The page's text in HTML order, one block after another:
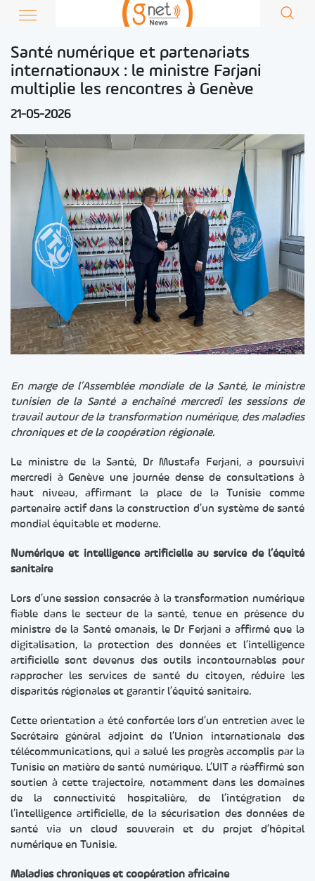
Santé numérique et partenariats
internationaux : le ministre Farjani
multiplie les rencontres à Genève
21-05-2026
En marge de l’Assemblée mondiale de la Santé, le ministre
tunisien de la Santé a enchaîné mercredi les sessions de
travail autour de la transformation numérique, des maladies
chroniques et de la coopération régionale.
Le ministre de la Santé, Dr Mustafa Ferjani, a poursuivi
mercredi à Genève une journée dense de consultations à
haut niveau, affirmant la place de la Tunisie comme
partenaire actif dans la construction d’un système de santé
mondial équitable et moderne.
Numérique et intelligence artificielle au service de l’équité
sanitaire
Lors d’une session consacrée à la transformation numérique
fiable dans le secteur de la santé, tenue en présence du
ministre de la Santé omanais, le Dr Ferjani a affirmé que la
digitalisation, la protection des données et l’intelligence
artificielle sont devenus des outils incontournables pour
rapprocher les services de santé du citoyen, réduire les
disparités régionales et garantir l’équité sanitaire.
Cette orientation a été confortée lors d’un entretien avec le
Secrétaire général adjoint de l’Union internationale des
télécommunications, qui a salué les progrès accomplis par la
Tunisie en matière de santé numérique. L’UIT a réaffirmé son
soutien à cette trajectoire, notamment dans les domaines
de la connectivité hospitalière, de l’intégration de
l’intelligence artificielle, de la sécurisation des données de
santé via un cloud souverain et du projet d’hôpital
numérique en Tunisie.
Maladies chroniques et coopération africaine